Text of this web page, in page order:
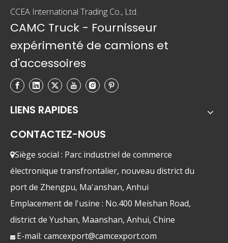
CCEA International Trading Co., Ltd.
CAMC Truck - Fournisseur
expérimenté de camions et
d'accessoires
LIENS RAPIDES
CONTACTEZ-NOUS
Siège social : Parc industriel de commerce
électronique transfrontalier, nouveau district du
port de Zhengpu, Ma'anshan, Anhui
Emplacement de l'usine : No.400 Meishan Road,
district de Yushan, Maanshan, Anhui, Chine
 E-mail: camcexport@camcexport.com